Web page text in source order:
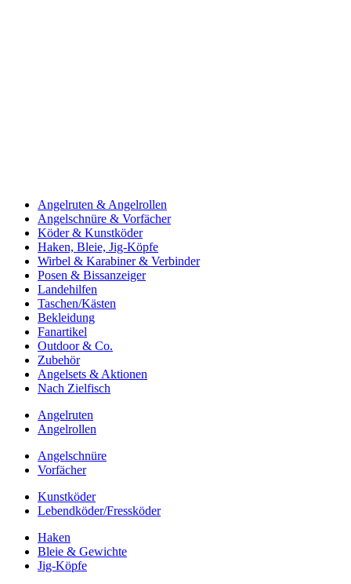
Angelruten & Angelrollen
Angelschnüre & Vorfächer
Köder & Kunstköder
Haken, Bleie, Jig-Köpfe
Wirbel & Karabiner & Verbinder
Posen & Bissanzeiger
Landehilfen
Taschen/Kästen
Bekleidung
Fanartikel
Outdoor & Co.
Zubehör
Angelsets & Aktionen
Nach Zielfisch
Angelruten
Angelrollen
Angelschnüre
Vorfächer
Kunstköder
Lebendköder/Fressköder
Haken
Bleie & Gewichte
Jig-Köpfe